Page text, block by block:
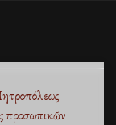
προσωπικῶν